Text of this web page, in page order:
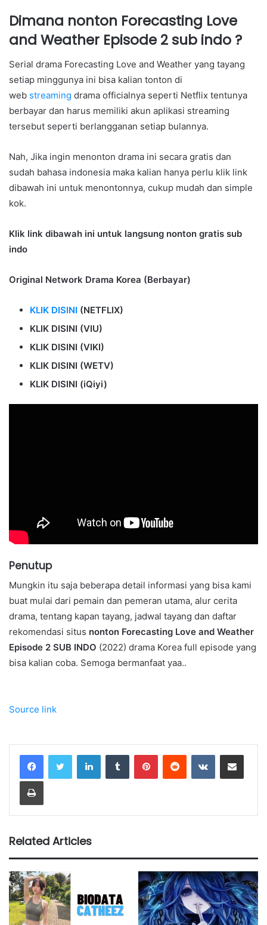
Dimana nonton Forecasting Love
and Weather Episode 2 sub indo ?
Serial drama Forecasting Love and Weather yang tayang
setiap minggunya ini bisa kalian tonton di
web streaming drama officialnya seperti Netflix tentunya
berbayar dan harus memiliki akun aplikasi streaming
tersebut seperti berlangganan setiap bulannya.
Nah, Jika ingin menonton drama ini secara gratis dan
sudah bahasa indonesia maka kalian hanya perlu klik link
dibawah ini untuk menontonnya, cukup mudah dan simple
kok.
Klik link dibawah ini untuk langsung nonton gratis sub
indo
Original Network Drama Korea (Berbayar)
KLIK DISINI (NETFLIX)
KLIK DISINI (VIU)
KLIK DISINI (VIKI)
KLIK DISINI (WETV)
KLIK DISINI (iQiyi)
Penutup
Mungkin itu saja beberapa detail informasi yang bisa kami
buat mulai dari pemain dan pemeran utama, alur cerita
drama, tentang kapan tayang, jadwal tayang dan daftar
rekomendasi situs nonton Forecasting Love and Weather
Episode 2 SUB INDO (2022) drama Korea full episode yang
bisa kalian coba. Semoga bermanfaat yaa..
Source link
LinkedInTumblr PinterestReddit VKontakteShare via Email
Print
Related Articles